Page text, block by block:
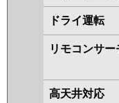
ドライ運転
リモコンサー
高天井対応